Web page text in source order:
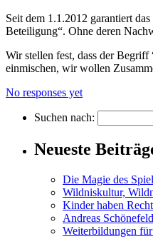
Seit dem 1.1.2012 garantiert
Beteiligung“. Ohne deren
Wir stellen fest, dass der
einmischen, wir wollen
No responses yet
Suchen nach:
Neueste
Die Magie des
Wildniskultur,
Kinder haben
Andreas
Weiterbildungen